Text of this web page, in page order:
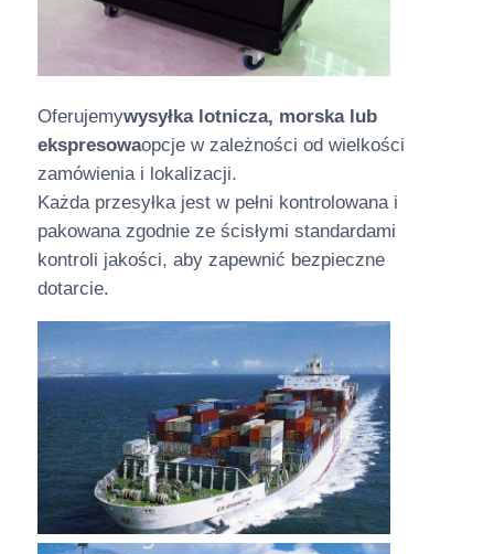
Oferujemywysyłka lotnicza, morska lub
ekspresowaopcje w zależności od wielkości
zamówienia i lokalizacji.
Każda przesyłka jest w pełni kontrolowana i
pakowana zgodnie ze ścisłymi standardami
kontroli jakości, aby zapewnić bezpieczne
dotarcie.